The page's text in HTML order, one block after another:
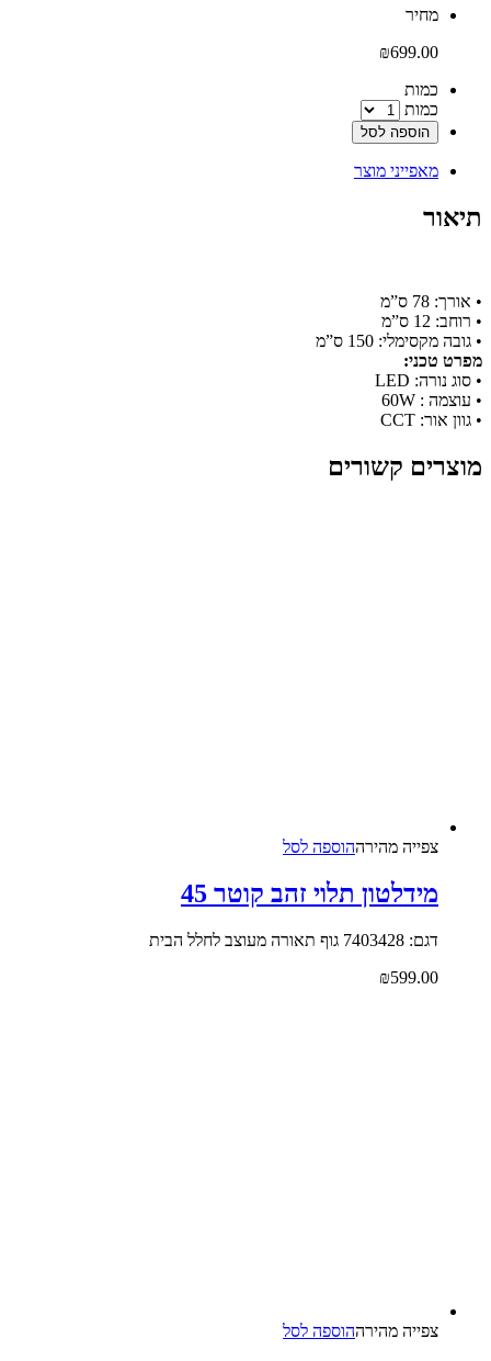
‫מחיר‬
₪699.00
‫כמות‬
כמות
הוספה לסל
מאפייני מוצר
תיאור
• אורך: 78 ס”מ
• רוחב: 12 ס”מ
• גובה מקסימלי: 150 ס”מ
מפרט טכני:
• סוג נורה: LED
• עוצמה : 60W
• גוון אור: CCT
מוצרים קשורים
צפייה‬ ‫מהירה‬הוספה לסל
מידלטון תלוי זהב קוטר 45
דגם: 7403428 גוף תאורה מעוצב לחלל הבית
₪599.00
צפייה‬ ‫מהירה‬הוספה לסל